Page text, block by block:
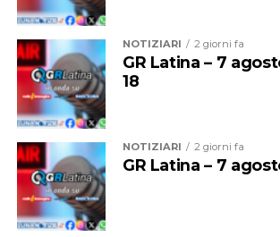
Ad Anzio gli impianti di
installati in5 siti strategici nel centro
un totale di 17 nuove telecamere.
un modello avanzato di sicurezza
aumentare l’indice di sorvegliabilità
rischio e si unisce a un parallelo
NOTIZIARI 2 giorni fa
GR Latina – 7
18
NOTIZIARI 2 giorni fa
GR Latina – 7